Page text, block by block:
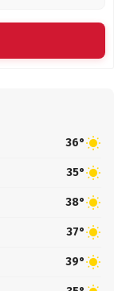
36°
35°
38°
37°
39°